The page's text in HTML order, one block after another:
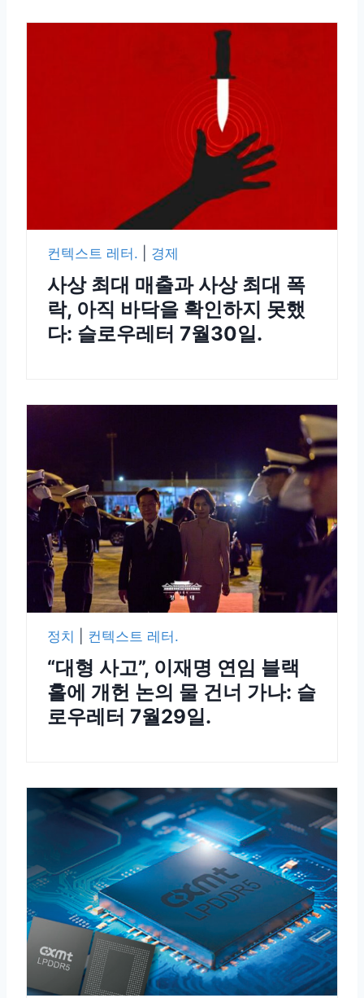
컨텍스트 레터. 경제
사상 최대 매출과 사상 최대 폭
락, 아직 바닥을 확인하지 못했
다: 슬로우레터 7월30일.
정치 컨텍스트 레터.
“대형 사고”, 이재명 연임 블랙
홀에 개헌 논의 물 건너 가나: 슬
로우레터 7월29일.